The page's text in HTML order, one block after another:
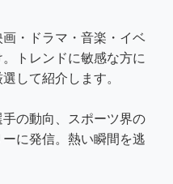
・ドラマ・音楽・イベ
トレンドに敏感な方に
して紹介します。
の動向、スポーツ界の
に発信。熱い瞬間を逃